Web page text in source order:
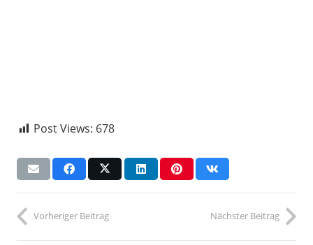
Post Views: 678
Vorheriger Beitrag Nächster Beitrag